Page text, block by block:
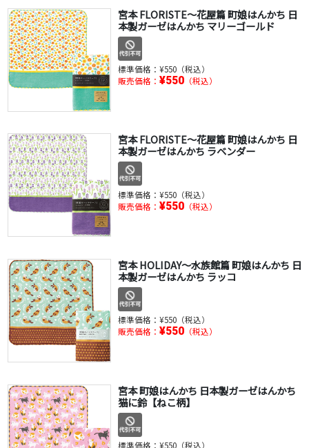
宮本 FLORISTE～花屋篇 町娘はんかち 日
本製ガーゼはんかち マリーゴールド
標準価格： ¥550（税込）
販売価格： ¥550（税込）
宮本 FLORISTE～花屋篇 町娘はんかち 日
本製ガーゼはんかち ラベンダー
標準価格： ¥550（税込）
販売価格： ¥550（税込）
宮本 HOLIDAY～水族館篇 町娘はんかち 日
本製ガーゼはんかち ラッコ
標準価格： ¥550（税込）
販売価格： ¥550（税込）
宮本 町娘はんかち 日本製ガーゼはんかち
猫に鈴【ねこ柄】
標準価格： ¥550（税込）